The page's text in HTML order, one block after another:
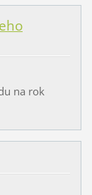
na rok